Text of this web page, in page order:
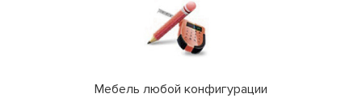
Мебель любой конфигурации